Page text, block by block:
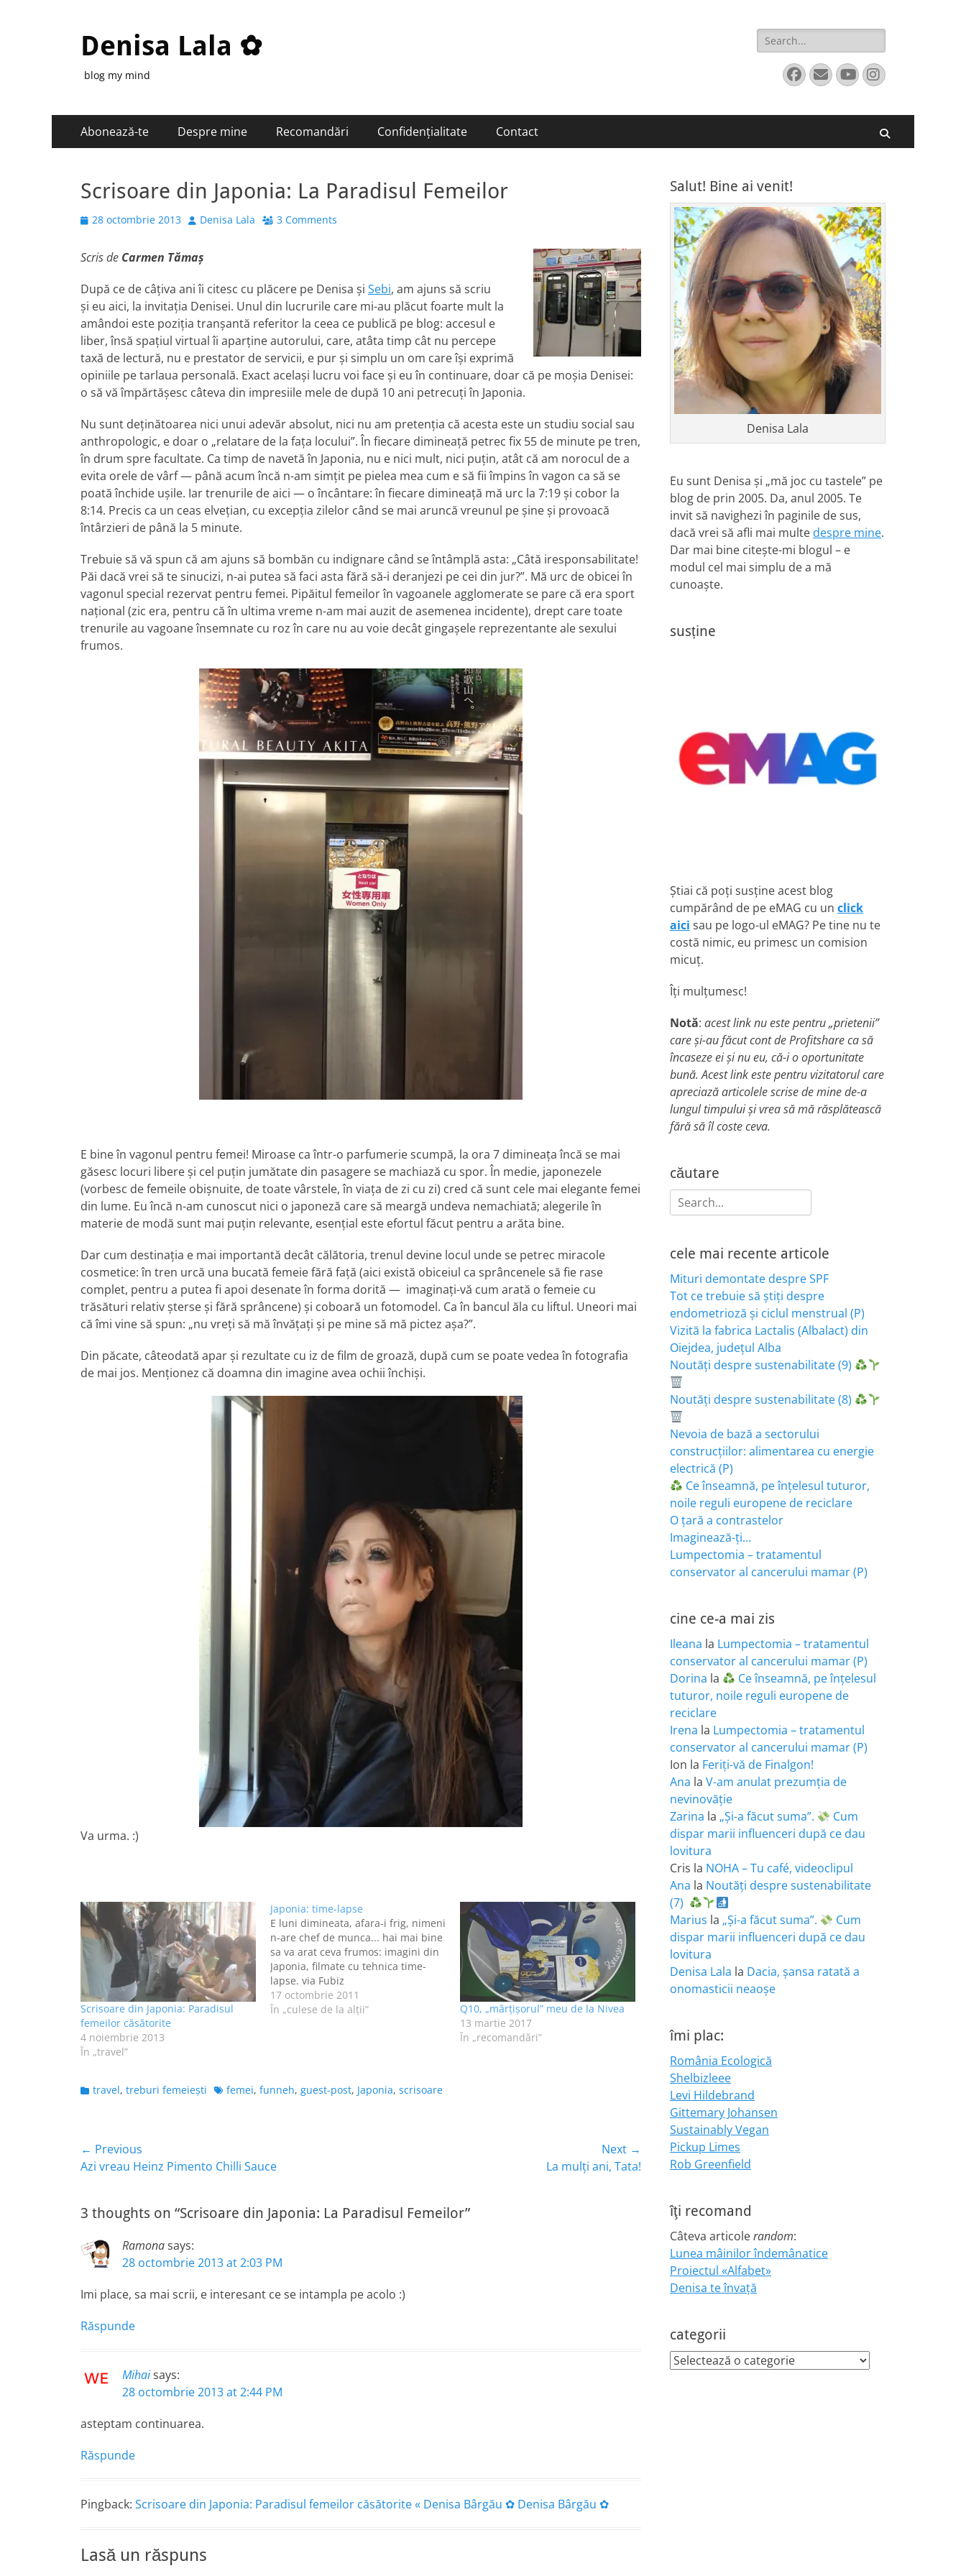
Denisa Lala ✿
blog my mind
Search
for:
Facebook
EmailYouTube
Instagram
Primary
Menu
Abonează-te Despre mine Recomandări Confidențialitate Contact
Scrisoare din Japonia: La Paradisul Femeilor
Posted
28 octombrie 2013 Author
Denisa Lala 3 Comments
Scris de Carmen Tămaş
După ce de câțiva ani îi citesc cu plăcere pe Denisa și Sebi, am ajuns să scriu
și eu aici, la invitația Denisei. Unul din lucrurile care mi-au plăcut foarte mult la
amândoi este poziția tranșantă referitor la ceea ce publică pe blog: accesul e
liber, însă spațiul virtual îi aparține autorului, care, atâta timp cât nu percepe
taxă de lectură, nu e prestator de servicii, e pur și simplu un om care își exprimă
opiniile pe tarlaua personală. Exact același lucru voi face și eu în continuare, doar că pe moșia Denisei:
o să vă împărtășesc câteva din impresiile mele de după 10 ani petrecuți în Japonia.
Nu sunt deținătoarea nici unui adevăr absolut, nici nu am pretenția că acesta este un studiu social sau
anthropologic, e doar o „relatare de la fața locului”. În fiecare dimineață petrec fix 55 de minute pe tren,
în drum spre facultate. Ca timp de navetă în Japonia, nu e nici mult, nici puțin, atât că am norocul de a
evita orele de vârf — până acum încă n-am simțit pe pielea mea cum e să fii împins în vagon ca să se
poată închide ușile. Iar trenurile de aici — o încântare: în fiecare dimineață mă urc la 7:19 și cobor la
8:14. Precis ca un ceas elvețian, cu excepția zilelor când se mai aruncă vreunul pe șine și provoacă
întârzieri de până la 5 minute.
Trebuie să vă spun că am ajuns să bombăn cu indignare când se întâmplă asta: „Câtă iresponsabilitate!
Păi dacă vrei să te sinucizi, n-ai putea să faci asta fără să-i deranjezi pe cei din jur?”. Mă urc de obicei în
vagonul special rezervat pentru femei. Pipăitul femeilor în vagoanele agglomerate se pare că era sport
național (zic era, pentru că în ultima vreme n-am mai auzit de asemenea incidente), drept care toate
trenurile au vagoane însemnate cu roz în care nu au voie decât gingașele reprezentante ale sexului
frumos.
E bine în vagonul pentru femei! Miroase ca într-o parfumerie scumpă, la ora 7 dimineața încă se mai
găsesc locuri libere și cel puțin jumătate din pasagere se machiază cu spor. În medie, japonezele
(vorbesc de femeile obișnuite, de toate vârstele, în viața de zi cu zi) cred că sunt cele mai elegante femei
din lume. Eu încă n-am cunoscut nici o japoneză care să meargă undeva nemachiată; alegerile în
materie de modă sunt mai puțin relevante, esențial este efortul făcut pentru a arăta bine.
Dar cum destinația e mai importantă decât călătoria, trenul devine locul unde se petrec miracole
cosmetice: în tren urcă una bucată femeie fără față (aici există obiceiul ca sprâncenele să fie rase
complet, pentru a putea fi apoi desenate în forma dorită — imaginați-vă cum arată o femeie cu
trăsături relativ șterse și fără sprâncene) și coboară un fotomodel. Ca în bancul ăla cu liftul. Uneori mai
că îmi vine să spun: „nu vreți să mă învățați și pe mine să mă pictez așa?”.
Din păcate, câteodată apar și rezultate cu iz de film de groază, după cum se poate vedea în fotografia
de mai jos. Menționez că doamna din imagine avea ochii închiși.
Va urma. :)
Scrisoare din Japonia: Paradisul
femeilor căsătorite
4 noiembrie 2013
În „travel”
Japonia: time-lapse
E luni dimineata, afara-i frig, nimeni
n-are chef de munca... hai mai bine
sa va arat ceva frumos: imagini din
Japonia, filmate cu tehnica time-
lapse. via Fubiz
17 octombrie 2011
În „culese de la alţii”
Q10, „mărțișorul” meu de la Nivea
13 martie 2017
În „recomandări”
Categories
travel, treburi femeieşti Tagsfemei, funneh, guest-post, Japonia, scrisoare
Navigare
în
articole
← Previous
Previous
Azi vreau Heinz Pimento Chilli Sauce
Next →
La mulţi ani, Tata!
3 thoughts on “Scrisoare din Japonia: La Paradisul Femeilor”
Ramonasays:
28 octombrie 2013 at 2:03 PM
Imi place, sa mai scrii, e interesant ce se intampla pe acolo :)
Răspunde
Mihaisays:
28 octombrie 2013 at 2:44 PM
asteptam continuarea.
Răspunde
Pingback: Scrisoare din Japonia: Paradisul femeilor căsătorite « Denisa Bârgău ✿ Denisa Bârgău ✿
Lasă un răspuns
Salut! Bine ai venit!
Denisa Lala
Eu sunt Denisa și „mă joc cu tastele” pe
blog de prin 2005. Da, anul 2005. Te
invit să navighezi în paginile de sus,
dacă vrei să afli mai multe despre mine.
Dar mai bine citește-mi blogul – e
modul cel mai simplu de a mă
cunoaște.
susține
Știai că poți susține acest blog
cumpărând de pe eMAG cu un click
aici sau pe logo-ul eMAG? Pe tine nu te
costă nimic, eu primesc un comision
micuț.
Îți mulțumesc!
Notă: acest link nu este pentru „prietenii”
care și-au făcut cont de Profitshare ca să
încaseze ei și nu eu, că-i o oportunitate
bună. Acest link este pentru vizitatorul care
apreciază articolele scrise de mine de-a
lungul timpului și vrea să mă răsplătească
fără să îl coste ceva.
căutare
Search
for:
cele mai recente articole
Mituri demontate despre SPF
Tot ce trebuie să știți despre
endometrioză și ciclul menstrual (P)
Vizită la fabrica Lactalis (Albalact) din
Oiejdea, județul Alba
Noutăți despre sustenabilitate (9)
Noutăți despre sustenabilitate (8)
Nevoia de bază a sectorului
construcțiilor: alimentarea cu energie
electrică (P)
Ce înseamnă, pe înțelesul tuturor,
noile reguli europene de reciclare
O țară a contrastelor
Imaginează-ți…
Lumpectomia – tratamentul
conservator al cancerului mamar (P)
cine ce-a mai zis
Ileana la Lumpectomia – tratamentul
conservator al cancerului mamar (P)
Dorina la
Ce înseamnă, pe înțelesul
tuturor, noile reguli europene de
reciclare
Irena la Lumpectomia – tratamentul
conservator al cancerului mamar (P)
Ion la Feriţi-vă de Finalgon!
Ana la V-am anulat prezumția de
nevinovăție
Zarina la „Și-a făcut suma”.
Cum
dispar marii influenceri după ce dau
lovitura
Cris la NOHA – Tu café, videoclipul
Ana la Noutăți despre sustenabilitate
(7)
Marius la „Și-a făcut suma”.
Cum
dispar marii influenceri după ce dau
lovitura
Denisa Lala la Dacia, șansa ratată a
onomasticii neaoșe
îmi plac:
România Ecologică
Shelbizleee
Levi Hildebrand
Gittemary Johansen
Sustainably Vegan
Pickup Limes
Rob Greenfield
îţi recomand
Câteva articolerandom:
Lunea mâinilor îndemânatice
Proiectul «Alfabet»
Denisa te învaţă
categorii
categorii